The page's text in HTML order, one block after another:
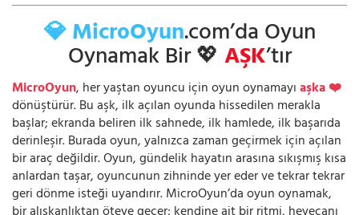
💎 MicroOyun.com’da Oyun
Oynamak Bir 💖AŞK’tır
MicroOyun, her yaştan oyuncu için oyun oynamayıaşka ❤️
dönüştürür. Bu aşk, ilk açılan oyunda hissedilen merakla
başlar; ekranda beliren ilk sahnede, ilk hamlede, ilk başarıda
derinleşir. Burada oyun, yalnızca zaman geçirmek için açılan
bir araç değildir. Oyun, gündelik hayatın arasına sıkışmış kısa
anlardan taşar, oyuncunun zihninde yer eder ve tekrar tekrar
geri dönme isteği uyandırır. MicroOyun’da oyun oynamak,